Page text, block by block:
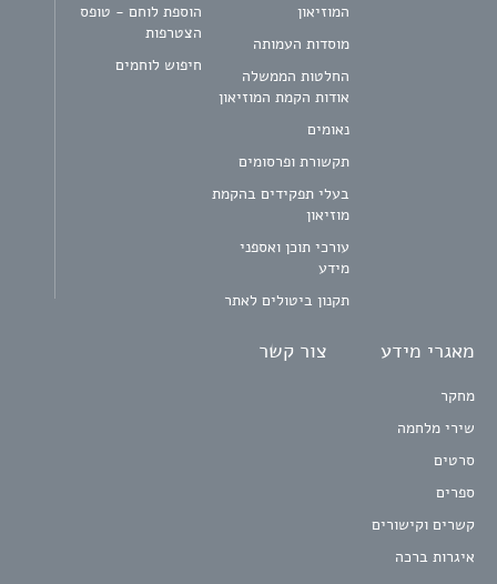
המוזיאון
מוסדות העמותה
החלטות הממשלה
אודות הקמת המוזיאון
נאומים
תקשורת ופרסומים
בעלי תפקידים בהקמת
מוזיאון
עורכי תוכן ואספני
מידע
תקנון ביטולים לאתר
הוספת לוחם - טופס
הצטרפות
חיפוש לוחמים
מאגרי מידע
מחקר
שירי מלחמה
סרטים
ספרים
קשרים וקישורים
איגרות ברכה
צור קשר